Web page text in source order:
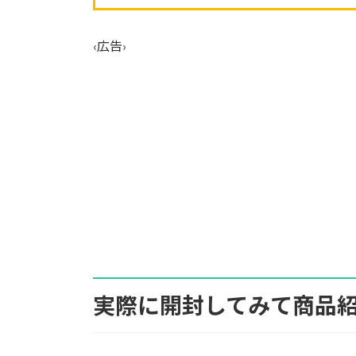
‹広告›
実際に開封してみて商品